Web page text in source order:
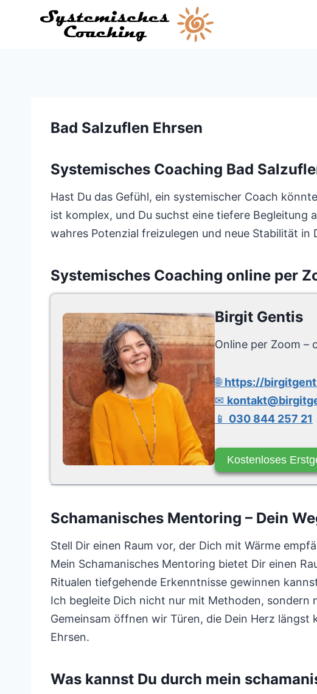
Bad Salzuflen Ehrsen
Systemisches Coaching Bad
Hast Du das Gefühl, ein systemischer Coach
ist komplex, und Du suchst eine tiefere Begleitung
wahres Potenzial freizulegen und neue Stabilität in
Systemisches Coaching online per
Birgit Gentis
Online per Zoom –
🌐https://
✉
📱 030 844 257 21
Kostenloses
Schamanisches Mentoring – Dein
Stell Dir einen Raum vor, der Dich mit Wärme
Mein Schamanisches Mentoring bietet Dir einen
Ritualen tiefgehende Erkenntnisse gewinnen
Ich begleite Dich nicht nur mit Methoden, sondern
Gemeinsam öffnen wir Türen, die Dein Herz
Ehrsen.
Was kannst Du durch mein